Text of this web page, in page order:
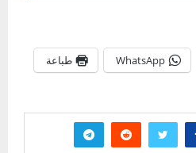
WhatsApp طباعة